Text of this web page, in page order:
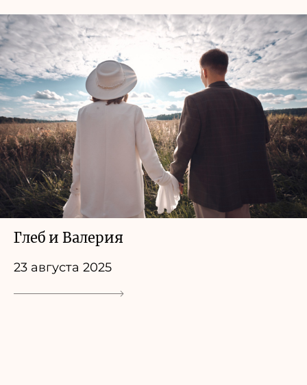
Глеб и Валерия
23 августа 2025